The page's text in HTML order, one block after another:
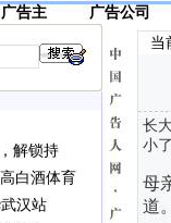
广告主 广告公司
解锁持
白酒体育
汉站
当
长
小
母
道